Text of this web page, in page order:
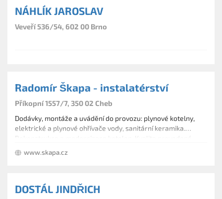
NÁHLÍK JAROSLAV
Veveří 536/54, 602 00 Brno
Radomír Škapa - instalatérství
Příkopní 1557/7, 350 02 Cheb
Dodávky, montáže a uvádění do provozu: plynové kotelny,
elektrické a plynové ohřívače vody, sanitární keramika.
Rekonstrukce a modernizace kotelen. Kvalita provedené
práce a spokojený zákazník - základní podmínka naší firmy.
www.skapa.cz
DOSTÁL JINDŘICH